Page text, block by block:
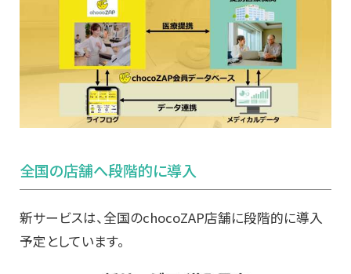
全国の店舗へ段階的に導入
新サービスは、全国のchocoZAP店舗に段階的に導入
予定としています。